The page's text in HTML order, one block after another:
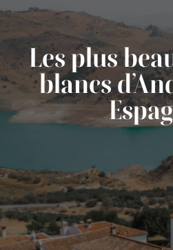
Les plus
blancs